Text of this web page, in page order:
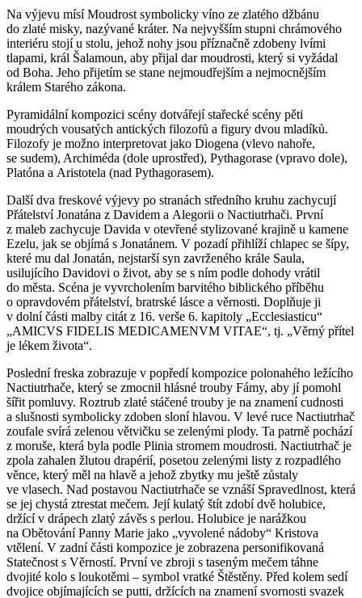
Na výjevu mísí Moudrost symbolicky víno ze zlatého džbánu
do zlaté misky, nazývané kráter. Na nejvyšším stupni chrámového
interiéru stojí u stolu, jehož nohy jsou příznačně zdobeny lvími
tlapami, král Šalamoun, aby přijal dar moudrosti, který si vyžádal
od Boha. Jeho přijetím se stane nejmoudřejším a nejmocnějším
králem Starého zákona.
Pyramidální kompozici scény dotvářejí stařecké scény pěti
moudrých vousatých antických filozofů a figury dvou mladíků.
Filozofy je možno interpretovat jako Diogena (vlevo nahoře,
se sudem), Archiméda (dole uprostřed), Pythagorase (vpravo dole),
Platóna a Aristotela (nad Pythagorasem).
Další dva freskové výjevy po stranách středního kruhu zachycují
Přátelství Jonatána z Davidem a Alegorii o Nactiutrhači. První
z maleb zachycuje Davida v otevřené stylizované krajině u kamene
Ezelu, jak se objímá s Jonatánem. V pozadí přihlíží chlapec se šípy,
které mu dal Jonatán, nejstarší syn zavrženého krále Saula,
usilujícího Davidovi o život, aby se s ním podle dohody vrátil
do města. Scéna je vyvrcholením barvitého biblického příběhu
o opravdovém přátelství, bratrské lásce a věrnosti. Doplňuje ji
v dolní části malby citát z 16. verše 6. kapitoly „Ecclesiasticu“
„AMICVS FIDELIS MEDICAMENVM VITAE“, tj. „Věrný přítel
je lékem života“.
Poslední freska zobrazuje v popředí kompozice polonahého ležícího
Nactiutrhače, který se zmocnil hlásné trouby Fámy, aby jí pomohl
šířit pomluvy. Roztrub zlaté stáčené trouby je na znamení cudnosti
a slušnosti symbolicky zdoben sloní hlavou. V levé ruce Nactiutrhač
zoufale svírá zelenou větvičku se zelenými plody. Ta patrně pochází
z moruše, která byla podle Plinia stromem moudrosti. Nactiutrhač je
zpola zahalen žlutou drapérií, posetou zelenými listy z rozpadlého
věnce, který měl na hlavě a jehož zbytky mu ještě zůstaly
ve vlasech. Nad postavou Nactiutrhače se vznáší Spravedlnost, která
se jej chystá ztrestat mečem. Její kulatý štít zdobí dvě holubice,
držící v drápech zlatý závěs s perlou. Holubice je narážkou
na Obětování Panny Marie jako „vyvolené nádoby“ Kristova
vtělení. V zadní části kompozice je zobrazena personifikovaná
Statečnost s Věrností. První ve zbroji s taseným mečem táhne
dvojité kolo s loukotěmi – symbol vratké Štěstěny. Před kolem sedí
dvojice objímajících se putti, držících na znamení svornosti svazek